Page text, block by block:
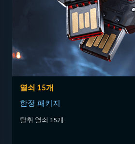
열쇠 15개
한정 패키지
탈취 열쇠 15개